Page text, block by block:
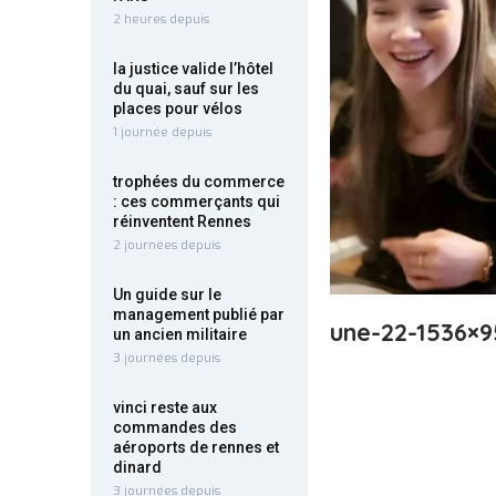
une-22-
2 heures depuis
la justice valide l’hôtel
du quai, sauf sur les
places pour vélos
1 journée depuis
trophées du commerce
: ces commerçants qui
réinventent Rennes
2 journées depuis
Un guide sur le
management publié par
un ancien militaire
3 journées depuis
vinci reste aux
commandes des
aéroports de rennes et
dinard
3 journées depuis